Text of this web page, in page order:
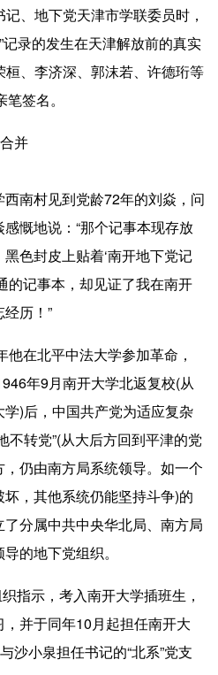
、地下党天津市学联委员时，
记录的发生在天津解放前的真实
、李济深、郭沫若、许德珩等
笔签名。
并
南村见到党龄72年的刘焱，问
慨地说：“那个记事本现存放
色封皮上贴着‘南开地下党记
的记事本，却见证了我在南开
历！”
在北平中法大学参加革命，
年9月南开大学北返复校(从
)后，中国共产党为适应复杂
不转党”(从大后方回到平津的党
仍由南方局系统领导。如一个
，其他系统仍能坚持斗争)的
分属中共中央华北局、南方局
的地下党组织。
示，考入南开大学插班生，
并于同年10月起担任南开大
沙小泉担任书记的“北系”党支